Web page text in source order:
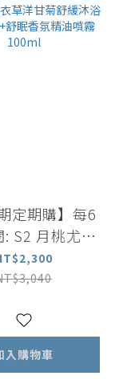
定期購】每6
S2 月桃尤加
強健洗髮露 5
衣草洋甘菊
油噴霧 100m
l
入購物車